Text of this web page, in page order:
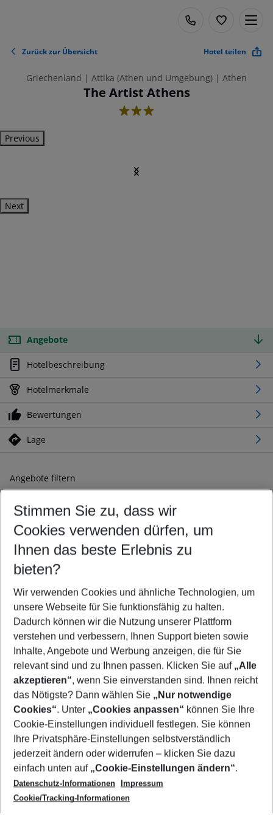
Zurück zur Übersicht Hotel teilen
Griechenland | Attika (Athen und Umgebung) | Athen
The Artist Athens
3
Previous
Next
Angebote
Hotelbeschreibung
Hotelmerkmale
Bewertungen
Lage
Angebote filtern
Ändern Sie Ihre Kriterien nach Ihren Wünschen
Abflughafen wählen
Beliebiger Abflughafen
Reisezeitraum wählen
09.08.26– 07.08.27 5-8 Nächte
2 Erwachsene Keine Kinder
Mehr Filter anzeigen
Footer
Footer navigation
Über uns
AGB
Cookie-Einstellungen ändern
Cookie-Richtlinie
Datenschutz
Service & Hilfe
Barrierefreies Reisen
Check-in
Folgen Sie uns
Stimmen Sie zu, dass wir
Cookies verwenden dürfen, um
Ihnen das beste Erlebnis zu
bieten?
Wir verwenden Cookies und ähnliche Technologien, um
unsere Webseite für Sie funktionsfähig zu halten.
Dadurch können wir die Nutzung unserer Plattform
verstehen und verbessern, Ihnen Support bieten sowie
Inhalte, Angebote und Werbung anzeigen, die für Sie
relevant sind und zu Ihnen passen. Klicken Sie auf „Alle
akzeptieren“, wenn Sie einverstanden sind. Ihnen reicht
das Nötigste? Dann wählen Sie „Nur notwendige
Cookies“. Unter „Cookies anpassen“ können Sie Ihre
Cookie-Einstellungen individuell festlegen. Sie können
Ihre Privatsphäre-Einstellungen selbstverständlich
jederzeit ändern oder widerrufen – klicken Sie dazu
einfach unten auf „Cookie-Einstellungen ändern“.
Datenschutz-Informationen
Impressum
Cookie/Tracking-Informationen